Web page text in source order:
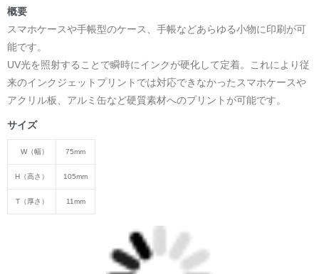
概要
スマホケースや手帳型のケース、手帳などあらゆる小物に印刷が可
能です。
UV光を照射することで瞬時にインクが硬化して定着。これにより従
来のインクジェットプリントでは対応できなかったスマホケースや
アクリル板、アルミ缶など硬質素材へのプリントが可能です。
サイズ
W（幅） 75mm
H（高さ） 105mm
T（厚さ） 11mm